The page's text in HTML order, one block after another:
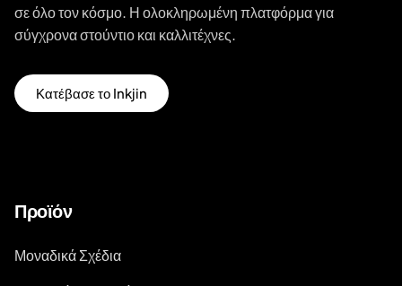
σε όλο τον κόσμο. Η ολοκληρωμένη πλατφόρμα για
σύγχρονα στούντιο και καλλιτέχνες.
Κατέβασε το Inkjin
Προϊόν
Μοναδικά Σχέδια